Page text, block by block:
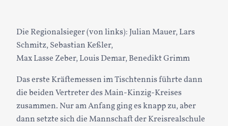
Die Regionalsieger (von links): Julian Mauer, Lars
Schmitz, Sebastian Keßler,
Max Lasse Zeber, Louis Demar, Benedikt Grimm
Das erste Kräftemessen im Tischtennis führte dann
die beiden Vertreter des Main-Kinzig-Kreises
zusammen. Nur am Anfang ging es knapp zu, aber
dann setzte sich die Mannschaft der Kreisrealschule